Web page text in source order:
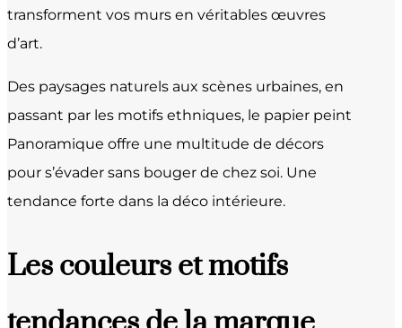
transforment vos murs en véritables œuvres
d’art.
Des paysages naturels aux scènes urbaines, en
passant par les motifs ethniques, le papier peint
Panoramique offre une multitude de décors
pour s’évader sans bouger de chez soi. Une
tendance forte dans la déco intérieure.
Les couleurs et motifs